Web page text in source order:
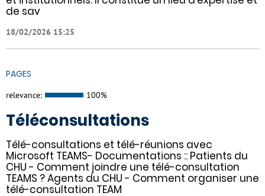
de sav
18/02/2026 15:25
PAGES
relevance: 100%
Téléconsultations
Télé-consultations et télé-réunions avec
Microsoft TEAMS- Documentations :: Patients du
CHU - Comment joindre une télé-consultation
TEAMS ? Agents du CHU - Comment organiser une
télé-consultation TEAM